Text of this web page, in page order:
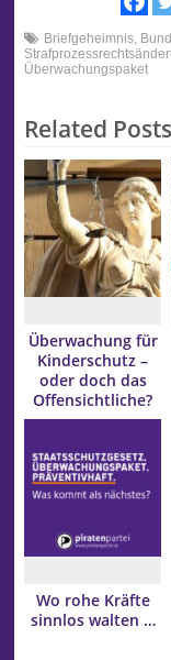
Briefgeheimnis,
Überwachungspaket
Related Posts
Überwachung für
Kinderschutz –
oder doch das
Offensichtliche?
Wo rohe Kräfte
sinnlos walten …